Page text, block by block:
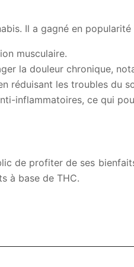
Il a gagné en
musculaire.
la douleur chronique,
réduisant les troubles du
inflammatoires, ce qui
de profiter de ses
à base de THC.